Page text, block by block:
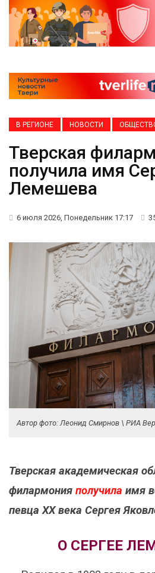
В РЕГИОНЕ НОВОСТИ
Тверская
получила имя
Лемешева
6 июля 2026, Понедельник 17:17
Автор фото: Леонид Смирнов \ РИА
Тверская академическая
филармония получила имя
певца XX века Сергея
О СЕРГЕЕ